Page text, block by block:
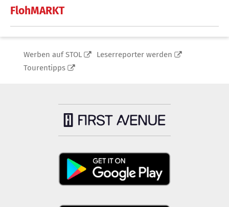
FlohMARKT
Werben auf STOL
Leserreporter werden
Tourentipps